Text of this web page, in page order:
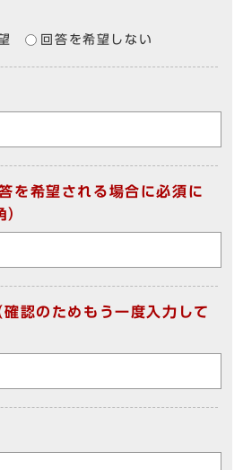
回答を希望しない
を希望される場合に必須に
確認のためもう一度入力して